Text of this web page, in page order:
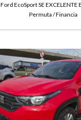
Ford EcoSport SE EXCELENTE
Permuta / Financia